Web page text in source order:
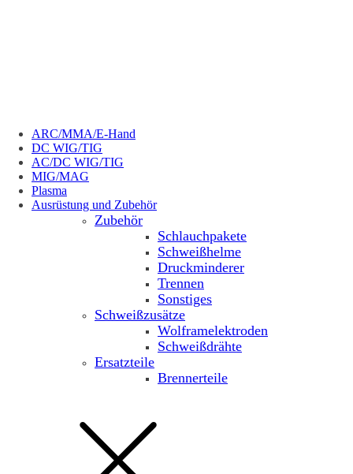
ARC/MMA/E-Hand
DC WIG/TIG
AC/DC WIG/TIG
MIG/MAG
Plasma
Ausrüstung und Zubehör
Zubehör
Schlauchpakete
Schweißhelme
Druckminderer
Trennen
Sonstiges
Schweißzusätze
Wolframelektroden
Schweißdrähte
Ersatzteile
Brennerteile